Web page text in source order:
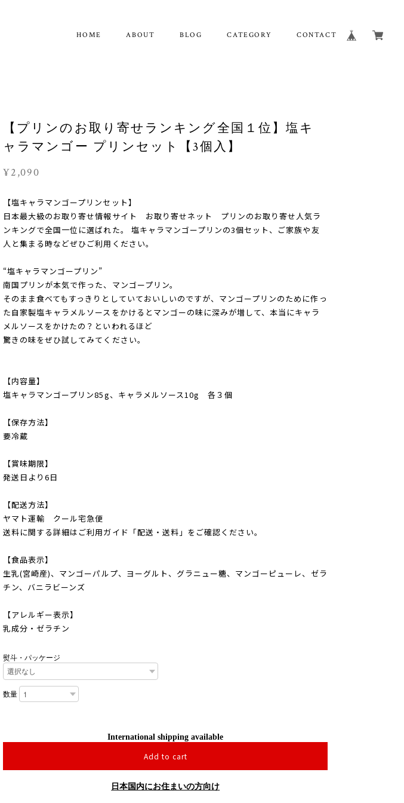
HOME ABOUT BLOG CATEGORY CONTACT
【プリンのお取り寄せランキング全国１位】塩キ
ャラマンゴー プリンセット【3個入】
¥2,090
【塩キャラマンゴープリンセット】
日本最大級のお取り寄せ情報サイト お取り寄せネット プリンのお取り寄せ人気ラ
ンキングで全国一位に選ばれた。 塩キャラマンゴープリンの3個セット、ご家族や友
人と集まる時などぜひご利用ください。
“塩キャラマンゴープリン”
南国プリンが本気で作った、マンゴープリン。
そのまま食べてもすっきりとしていておいしいのですが、マンゴープリンのために作っ
た自家製塩キャラメルソースをかけるとマンゴーの味に深みが増して、本当にキャラ
メルソースをかけたの？といわれるほど
驚きの味をぜひ試してみてください。
【内容量】
塩キャラマンゴープリン85g、キャラメルソース10g 各３個
【保存方法】
要冷蔵
【賞味期限】
発送日より6日
【配送方法】
ヤマト運輸 クール宅急便
送料に関する詳細はご利用ガイド「配送・送料」をご確認ください。
【食品表示】
生乳(宮崎産)、マンゴーパルプ、ヨーグルト、グラニュー糖、マンゴーピューレ、ゼラ
チン、バニラビーンズ
【アレルギー表示】
乳成分・ゼラチン
熨斗・パッケージ
数量
International shipping available
Add to cart
日本国内にお住まいの方向け